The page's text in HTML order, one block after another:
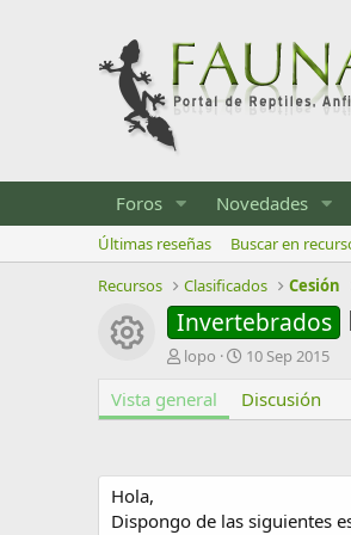
Foros Novedades
Últimas reseñas
Buscar en
Recursos
Clasificados Cesión
Icono del
Invertebrados
A
t
o
lopo
F
c
h
r
10 Sep 2015
Vista general Discusión
Hola,
Dispongo de las siguientes